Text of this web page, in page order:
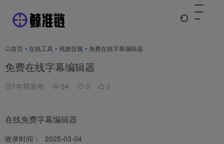
首页 • 在线工具 • 视频音频 • 免费在线字幕编辑器
免费在线字幕编辑器
1年前发布 54 0 0
在线免费字幕编辑器
收录时间：
2025-03-04